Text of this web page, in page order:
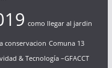
como llegar al jardin
conservacion Comuna 13
& Tecnología –GFACCT